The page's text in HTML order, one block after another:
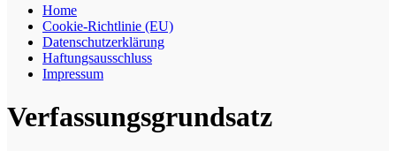
Home
Cookie-Richtlinie (EU)
Datenschutzerklärung
Haftungsausschluss
Impressum
Verfassungsgrundsatz